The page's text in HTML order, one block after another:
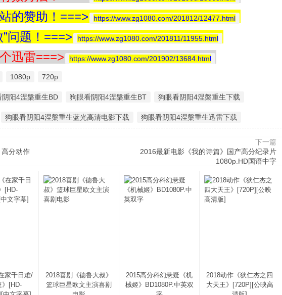
的赞助！===> https://www.zg1080.com/201812/12477.html
问题！===> https://www.zg1080.com/201811/11955.html
迅雷===> https://www.zg1080.com/201902/13684.html
1080p 720p
阴阳4涅槃重生BD 狗眼看阴阳4涅槃重生BT 狗眼看阴阳4涅槃重生下载
狗眼看阴阳4涅槃重生蓝光高清电影下载 狗眼看阴阳4涅槃重生迅雷下载
分动作
下一篇
2016最新电影《我的诗篇》国产高分纪录片
1080p.HD国语中字
家千日难/
》[HD-
2018喜剧《德鲁大叔》
篮球巨星欧文主演喜剧
2015高分科幻悬疑《机
械姬》BD1080P.中英双
2018动作《狄仁杰之四
大天王》[720P][公映高